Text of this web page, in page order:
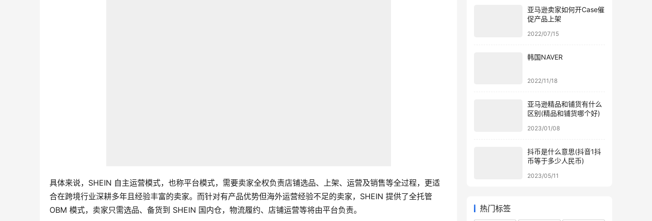
具体来说，SHEIN 自主运营模式，也称平台模式，需要卖家全权负责店铺选品、上架、运营及销售等全过程，更适
合在跨境行业深耕多年且经验丰富的卖家。而针对有产品优势但海外运营经验不足的卖家，SHEIN 提供了全托管
OBM 模式，卖家只需选品、备货到 SHEIN 国内仓，物流履约、店铺运营等将由平台负责。
亚马逊卖家如何开Case催
促产品上架
2022/07/15
韩国NAVER
2022/11/18
亚马逊精品和铺货有什么
区别(精品和铺货哪个好)
2023/01/08
抖币是什么意思(抖音1抖
币等于多少人民币)
2023/05/11
热门标签